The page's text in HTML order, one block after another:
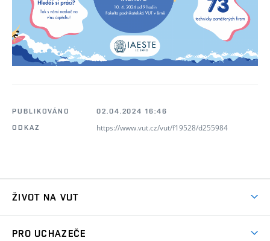
PUBLIKOVÁNO
02.04.2024 16:46
ODKAZ
https://www.vut.cz/vut/f19528/d255984
ŽIVOT NA VUT
PRO UCHAZEČE